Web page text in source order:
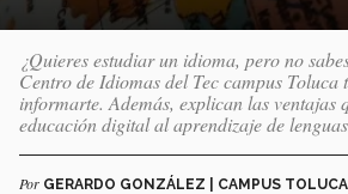
¿Quieres estudiar un idioma, pero no
Centro de Idiomas del Tec campus Toluca
informarte. Además, explican las ventajas
educación digital al aprendizaje de
Por GERARDO GONZÁLEZ | CAMPUS TOLUCA